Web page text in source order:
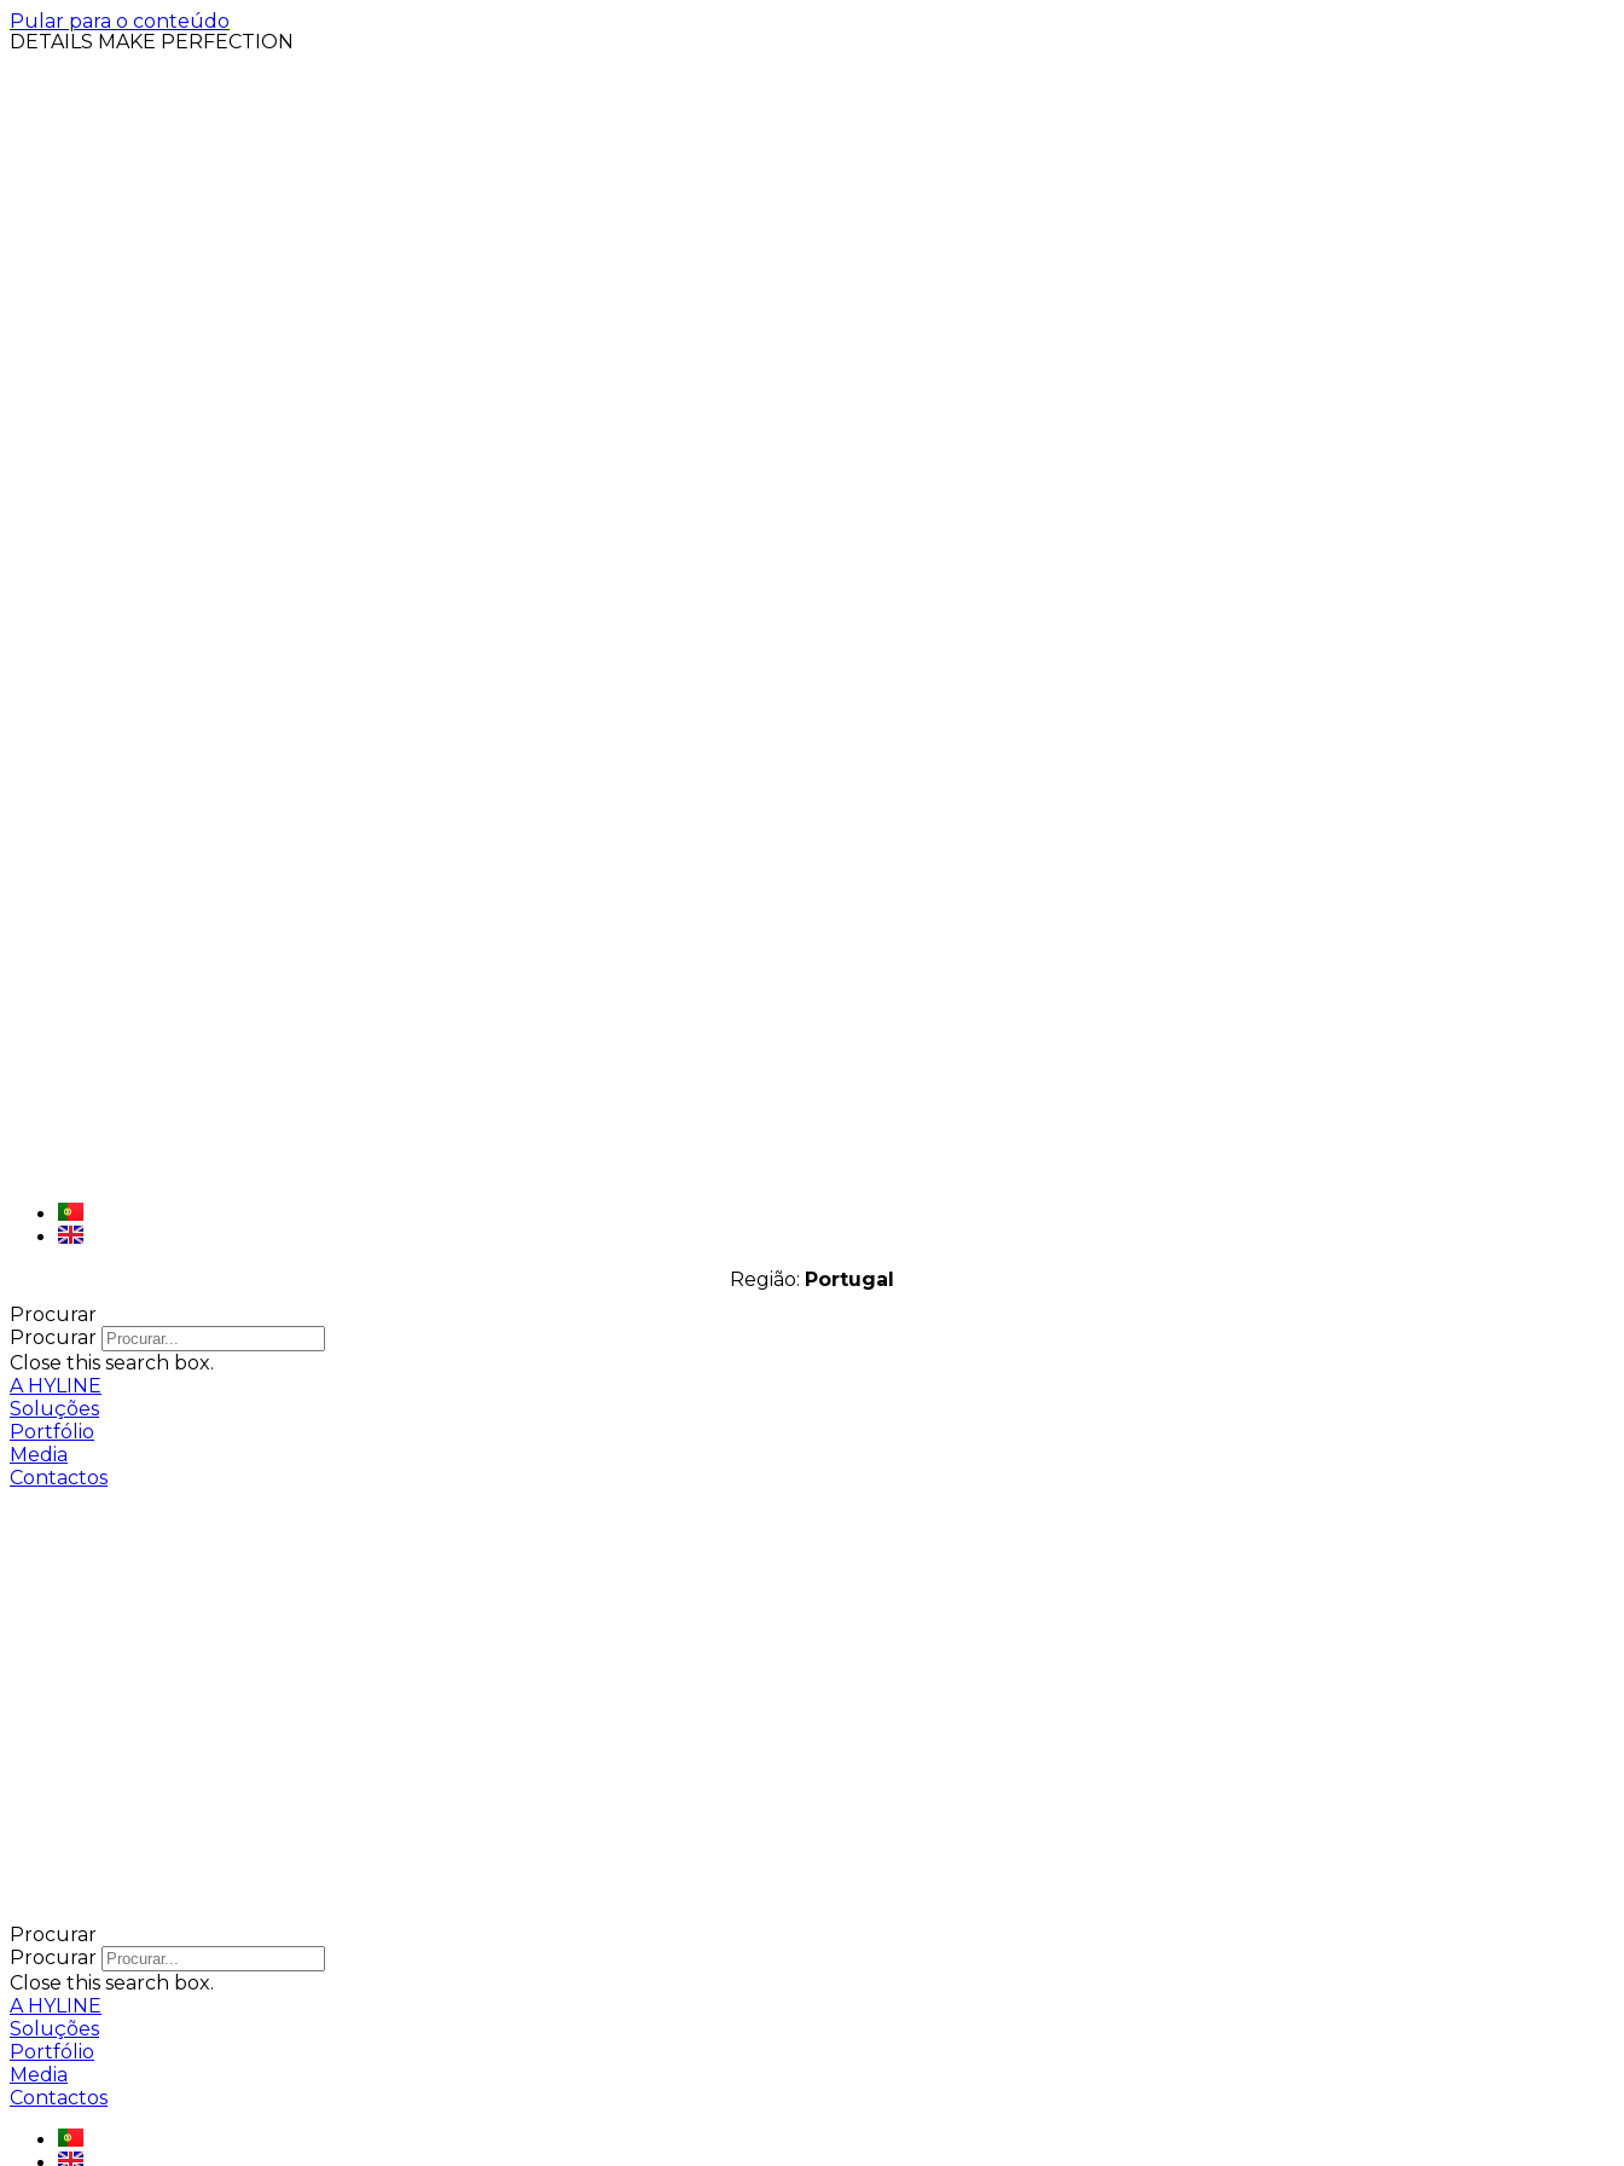
Pular para o conteúdo
DETAILS MAKE PERFECTION
Região: Portugal
Procurar
Procurar
Close this search box.
A HYLINE
Soluções
Portfólio
Media
Contactos
Procurar
Procurar
Close this search box.
A HYLINE
Soluções
Portfólio
Media
Contactos